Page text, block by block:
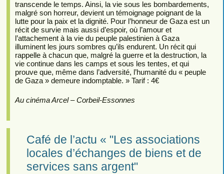
transcende le temps. Ainsi, la vie sous les bombardements,
malgré son horreur, devient un témoignage poignant de la
lutte pour la paix et la dignité. Pour l’honneur de Gaza est un
récit de survie mais aussi d’espoir, où l’amour et
l’attachement à la vie du peuple palestinien à Gaza
illuminent les jours sombres qu’ils endurent. Un récit qui
rappelle à chacun que, malgré la guerre et la destruction, la
vie continue dans les camps et sous les tentes, et qui
prouve que, même dans l’adversité, l’humanité du « peuple
de Gaza » demeure indomptable. » Tarif : 4€
Au cinéma Arcel – Corbeil-Essonnes
Café de l’actu « "Les associations
locales d’échanges de biens et de
services sans argent"